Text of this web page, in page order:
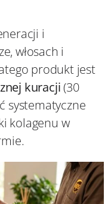
i
włosach i
produkt jest
kuracji(30
systematyczne
kolagenu w